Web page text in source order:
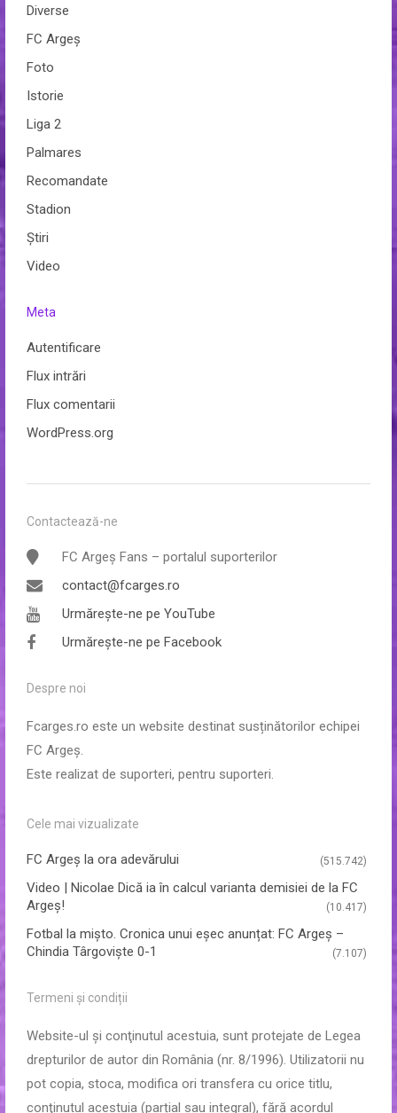
Diverse
FC Argeș
Foto
Istorie
Liga 2
Palmares
Recomandate
Stadion
Ştiri
Video
Meta
Autentificare
Flux intrări
Flux comentarii
WordPress.org
Contactează-ne
FC Argeș Fans – portalul suporterilor
contact@fcarges.ro
Urmărește-ne pe YouTube
Urmărește-ne pe Facebook
Despre noi
Fcarges.ro este un website destinat susținătorilor echipei
FC Argeș.
Este realizat de suporteri, pentru suporteri.
Cele mai vizualizate
FC Argeş la ora adevărului (515.742)
Video | Nicolae Dică ia în calcul varianta demisiei de la FC
Argeș!
(10.417)
Fotbal la mișto. Cronica unui eșec anunțat: FC Argeș –
Chindia Târgoviște 0-1
(7.107)
Termeni și condiții
Website-ul şi conţinutul acestuia, sunt protejate de Legea
drepturilor de autor din România (nr. 8/1996). Utilizatorii nu
pot copia, stoca, modifica ori transfera cu orice titlu,
conţinutul acestuia (parțial sau integral), fără acordul